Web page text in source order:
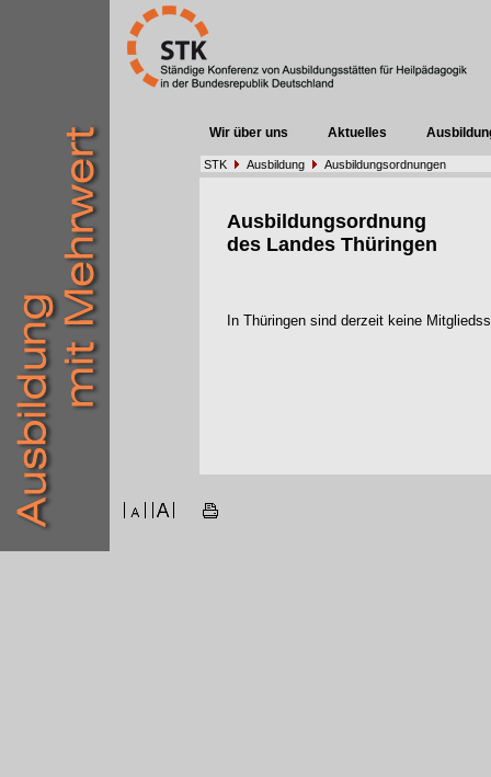
Wir über uns Aktuelles
STK Ausbildung Ausbildungsordnungen
Ausbildungsordnung
des Landes Thüringen
In Thüringen sind derzeit keine